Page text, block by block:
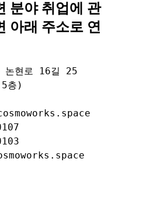
분야 취업에 관
아래 주소로 연
논현로 16길 25
5층)